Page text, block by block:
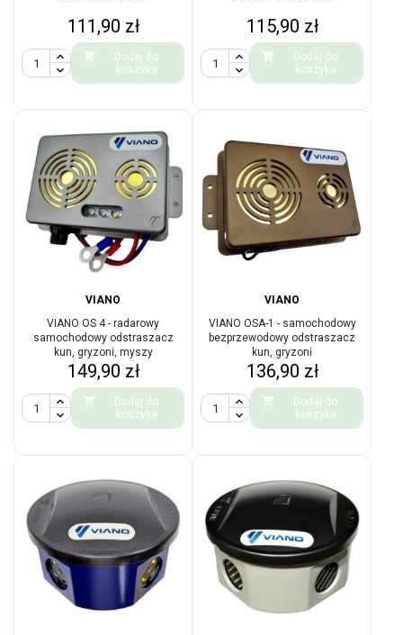
Cena
111,90 zł

Dodaj do
koszyka
Cena
115,90 zł

Dodaj do
koszyka
VIANO
VIANO OS 4 - radarowy
samochodowy odstraszacz
kun, gryzoni, myszy
Cena
149,90 zł

Dodaj do
koszyka
VIANO
VIANO OSA-1 - samochodowy
bezprzewodowy odstraszacz
kun, gryzoni
Cena
136,90 zł

Dodaj do
koszyka